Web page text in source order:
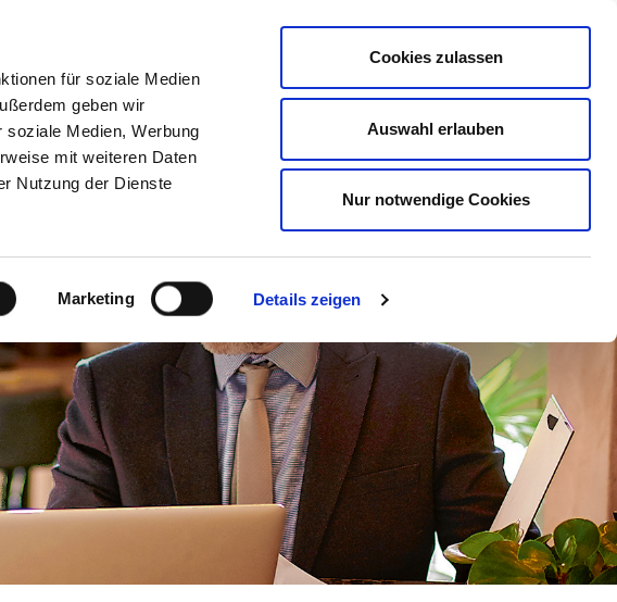
für soziale Medien
geben wir
Medien, Werbung
mit weiteren Daten
Nutzung der Dienste
Marketing Details zeigen
Cookies zulassen
Auswahl erlauben
Nur notwendige Cookies
& PARTNER BERATEN AUSZEICHNEN